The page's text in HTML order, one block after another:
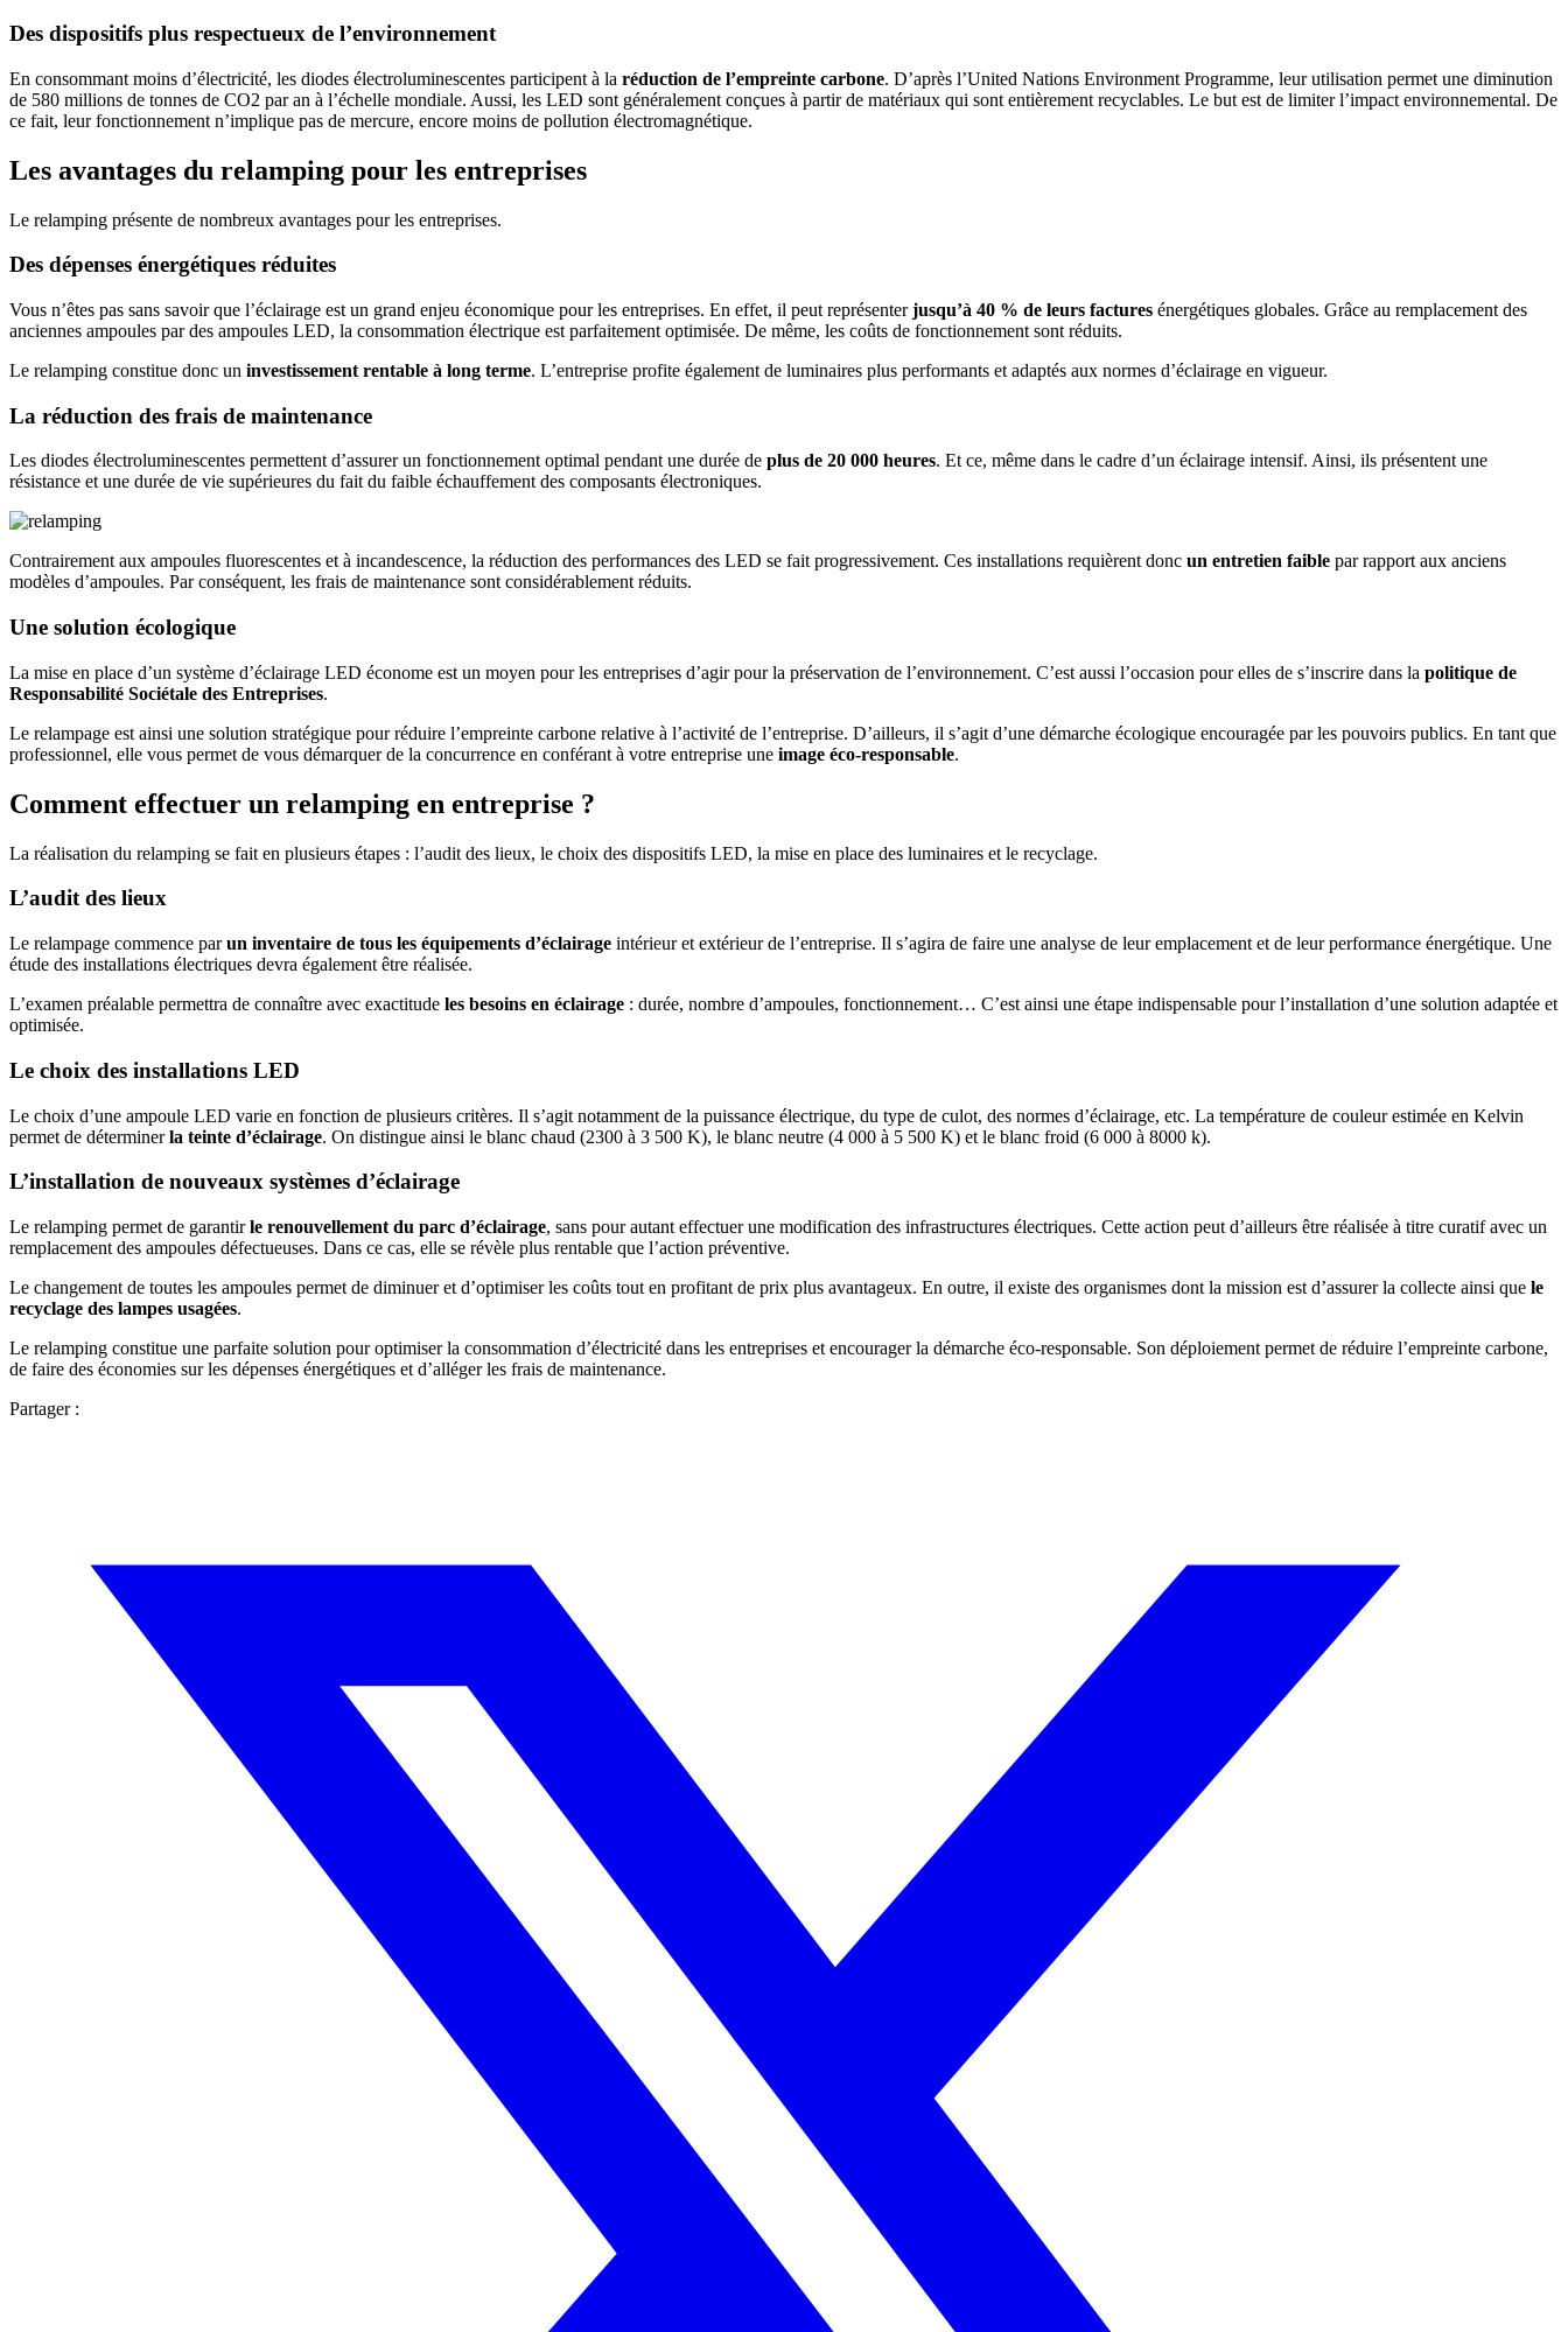
Des dispositifs plus respectueux de l’environnement
En consommant moins d’électricité, les diodes électroluminescentes participent à la réduction de l’empreinte carbone. D’après l’United Nations Environment Programme, leur utilisation permet une diminution
de 580 millions de tonnes de CO2 par an à l’échelle mondiale. Aussi, les LED sont généralement conçues à partir de matériaux qui sont entièrement recyclables. Le but est de limiter l’impact environnemental. De
ce fait, leur fonctionnement n’implique pas de mercure, encore moins de pollution électromagnétique.
Les avantages du relamping pour les entreprises
Le relamping présente de nombreux avantages pour les entreprises.
Des dépenses énergétiques réduites
Vous n’êtes pas sans savoir que l’éclairage est un grand enjeu économique pour les entreprises. En effet, il peut représenterjusqu’à 40 % de leurs factures énergétiques globales. Grâce au remplacement des
anciennes ampoules par des ampoules LED, la consommation électrique est parfaitement optimisée. De même, les coûts de fonctionnement sont réduits.
Le relamping constitue donc un investissement rentable à long terme. L’entreprise profite également de luminaires plus performants et adaptés aux normes d’éclairage en vigueur.
La réduction des frais de maintenance
Les diodes électroluminescentes permettent d’assurer un fonctionnement optimal pendant une durée de plus de 20 000 heures. Et ce, même dans le cadre d’un éclairage intensif. Ainsi, ils présentent une
résistance et une durée de vie supérieures du fait du faible échauffement des composants électroniques.
Contrairement aux ampoules fluorescentes et à incandescence, la réduction des performances des LED se fait progressivement. Ces installations requièrent donc un entretien faible par rapport aux anciens
modèles d’ampoules. Par conséquent, les frais de maintenance sont considérablement réduits.
Une solution écologique
La mise en place d’un système d’éclairage LED économe est un moyen pour les entreprises d’agir pour la préservation de l’environnement. C’est aussi l’occasion pour elles de s’inscrire dans la politique de
Responsabilité Sociétale des Entreprises.
Le relampage est ainsi une solution stratégique pour réduire l’empreinte carbone relative à l’activité de l’entreprise. D’ailleurs, il s’agit d’une démarche écologique encouragée par les pouvoirs publics. En tant que
professionnel, elle vous permet de vous démarquer de la concurrence en conférant à votre entreprise une image éco-responsable.
Comment effectuer un relamping en entreprise ?
La réalisation du relamping se fait en plusieurs étapes : l’audit des lieux, le choix des dispositifs LED, la mise en place des luminaires et le recyclage.
L’audit des lieux
Le relampage commence parun inventaire de tous les équipements d’éclairage intérieur et extérieur de l’entreprise. Il s’agira de faire une analyse de leur emplacement et de leur performance énergétique. Une
étude des installations électriques devra également être réalisée.
L’examen préalable permettra de connaître avec exactitude les besoins en éclairage : durée, nombre d’ampoules, fonctionnement… C’est ainsi une étape indispensable pour l’installation d’une solution adaptée et
optimisée.
Le choix des installations LED
Le choix d’une ampoule LED varie en fonction de plusieurs critères. Il s’agit notamment de la puissance électrique, du type de culot, des normes d’éclairage, etc. La température de couleur estimée en Kelvin
permet de déterminerla teinte d’éclairage. On distingue ainsi le blanc chaud (2300 à 3 500 K), le blanc neutre (4 000 à 5 500 K) et le blanc froid (6 000 à 8000 k).
L’installation de nouveaux systèmes d’éclairage
Le relamping permet de garantirle renouvellement du parc d’éclairage, sans pour autant effectuer une modification des infrastructures électriques. Cette action peut d’ailleurs être réalisée à titre curatif avec un
remplacement des ampoules défectueuses. Dans ce cas, elle se révèle plus rentable que l’action préventive.
Le changement de toutes les ampoules permet de diminuer et d’optimiser les coûts tout en profitant de prix plus avantageux. En outre, il existe des organismes dont la mission est d’assurer la collecte ainsi que le
recyclage des lampes usagées.
Le relamping constitue une parfaite solution pour optimiser la consommation d’électricité dans les entreprises et encourager la démarche éco-responsable. Son déploiement permet de réduire l’empreinte carbone,
de faire des économies sur les dépenses énergétiques et d’alléger les frais de maintenance.
Partager :